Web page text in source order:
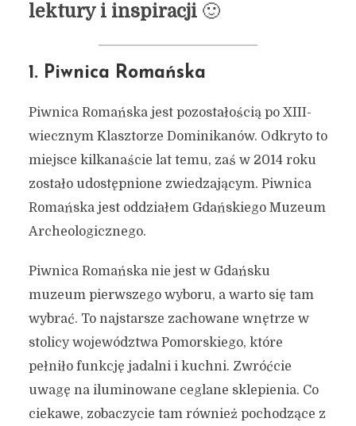
lektury i inspiracji 🙂
1. Piwnica Romańska
Piwnica Romańska jest pozostałością po XIII-
wiecznym Klasztorze Dominikanów. Odkryto to
miejsce kilkanaście lat temu, zaś w 2014 roku
zostało udostępnione zwiedzającym. Piwnica
Romańska jest oddziałem Gdańskiego Muzeum
Archeologicznego.
Piwnica Romańska nie jest w Gdańsku
muzeum pierwszego wyboru, a warto się tam
wybrać. To najstarsze zachowane wnętrze w
stolicy województwa Pomorskiego, które
pełniło funkcję jadalni i kuchni. Zwróćcie
uwagę na iluminowane ceglane sklepienia. Co
ciekawe, zobaczycie tam również pochodzące z